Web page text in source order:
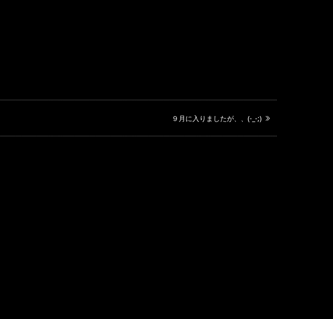
９月に入りましたが、、(-_-;)